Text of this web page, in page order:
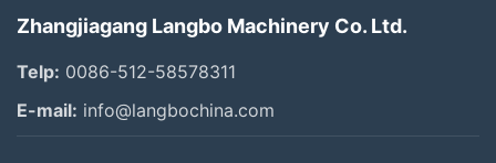
Zhangjiagang Langbo Machinery Co. Ltd.
Telp: 0086-512-58578311
E-mail: info@langbochina.com